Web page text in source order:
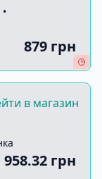
•
879 грн
в магазин
958.32 грн